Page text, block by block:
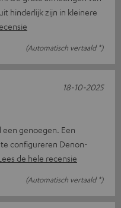
hinderlijk zijn in kleinere
(Automatisch vertaald *)
een genoegen. Een
configureren Denon-
de hele recensie
(Automatisch vertaald *)
18-10-2025